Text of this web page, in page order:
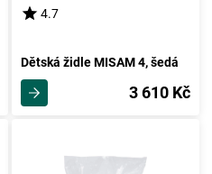
4.7
Dětská židle MISAM 4, šedá
3 610 Kč